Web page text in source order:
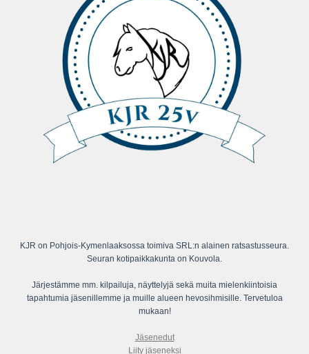
KJR on Pohjois-Kymenlaaksossa toimiva SRL:n alainen ratsastusseura.
Seuran kotipaikkakunta on Kouvola.
Järjestämme mm. kilpailuja, näyttelyjä sekä muita mielenkiintoisia
tapahtumia jäsenillemme ja muille alueen hevosihmisille. Tervetuloa
mukaan!
Jäsenedut
Liity jäseneksi